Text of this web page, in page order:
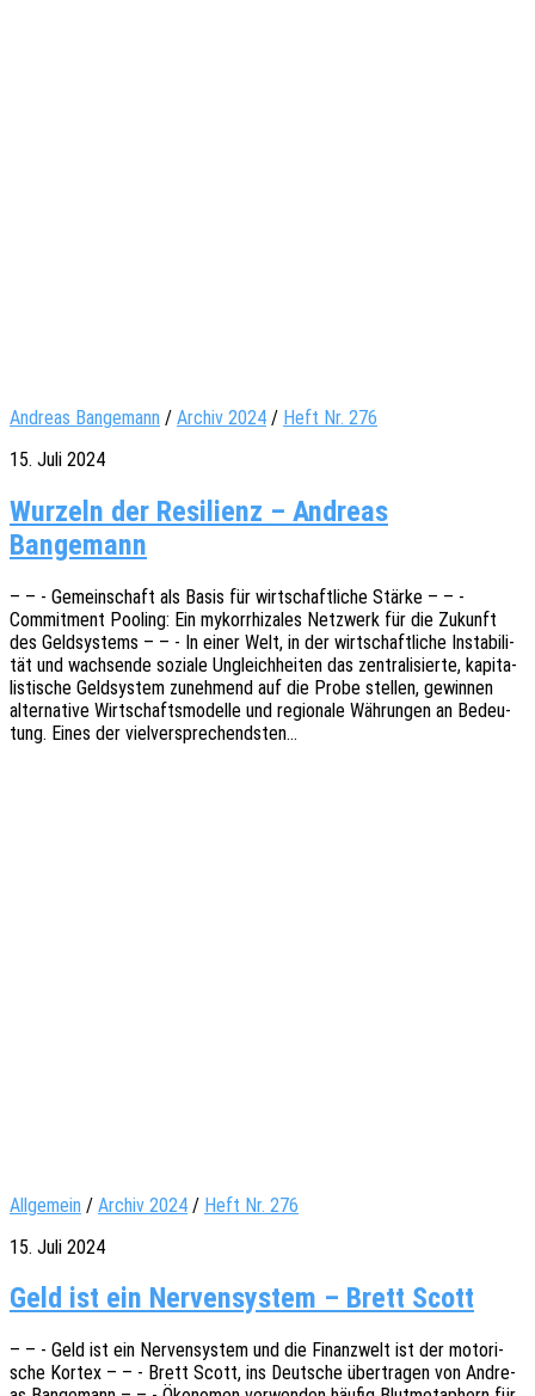
Andreas Bangemann / Archiv 2024 / Heft Nr. 276
15. Juli 2024
Wurzeln der Resilienz – Andreas
Bangemann
– – - Gemein­schaft als Basis für wirt­schaft­li­che Stärke – – -
Commit­ment Pooling: Ein mykorrhi­za­les Netz­werk für die Zukunft
des Geld­sys­tems – – - In einer Welt, in der wirt­schaft­li­che Insta­bi­li­
tät und wach­sen­de sozia­le Ungleich­hei­ten das zentra­li­sier­te, kapi­ta­
lis­ti­sche Geld­sys­tem zuneh­mend auf die Probe stel­len, gewin­nen
alter­na­ti­ve Wirt­schafts­mo­del­le und regio­na­le Währun­gen an Bedeu­
tung. Eines der vielversprechendsten…
Allgemein / Archiv 2024 / Heft Nr. 276
15. Juli 2024
Geld ist ein Nervensystem – Brett Scott
– – - Geld ist ein Nerven­sys­tem und die Finanz­welt ist der moto­ri­
sche Kortex – – - Brett Scott, ins Deut­sche über­tra­gen von Andre­